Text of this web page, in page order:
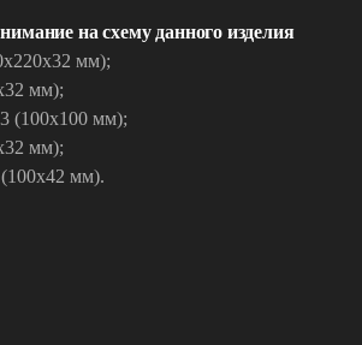
на схему данного изделия
мм);
мм);
(100х100 мм);
мм);
мм).